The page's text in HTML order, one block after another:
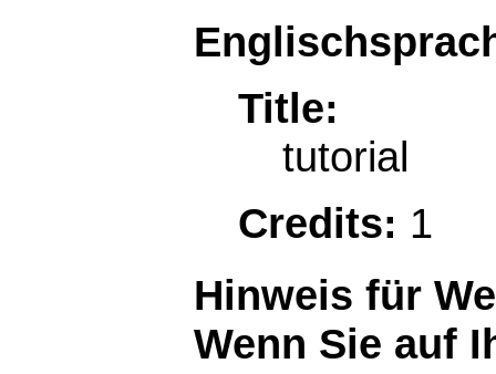
Title:
tutorial
Credits: 1
Hinweis für
Wenn Sie auf